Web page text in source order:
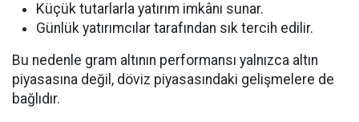
Küçük tutarlarla yatırım imkânı sunar.
Günlük yatırımcılar tarafından sık tercih edilir.
Bu nedenle gram altının performansı yalnızca altın
piyasasına değil, döviz piyasasındaki gelişmelere de
bağlıdır.